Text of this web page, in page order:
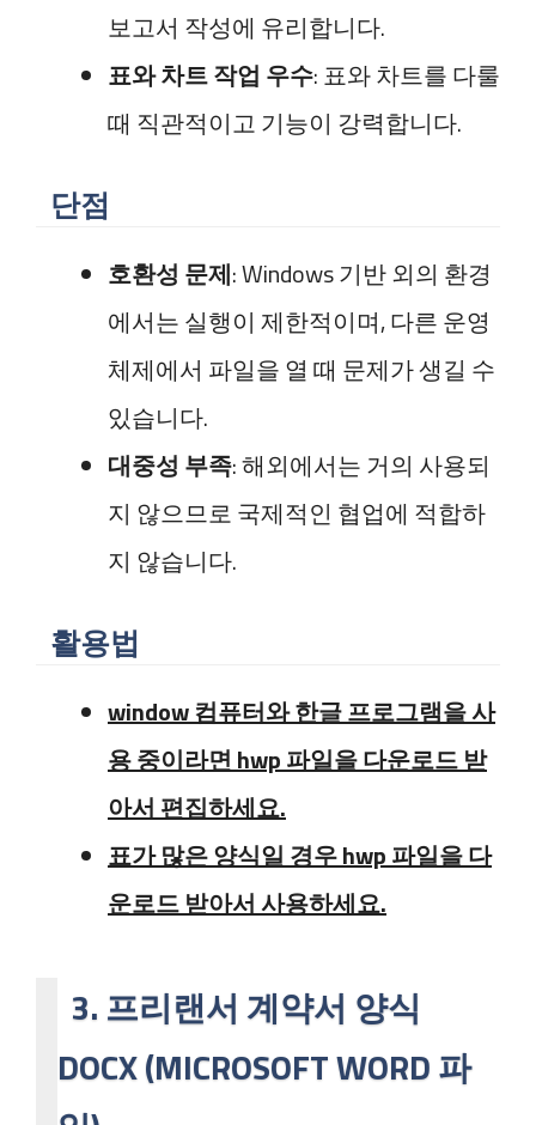
보고서 작성에 유리합니다.
표와 차트 작업 우수: 표와 차트를 다룰
때 직관적이고 기능이 강력합니다.
단점
호환성 문제: Windows 기반 외의 환경
에서는 실행이 제한적이며, 다른 운영
체제에서 파일을 열 때 문제가 생길 수
있습니다.
대중성 부족: 해외에서는 거의 사용되
지 않으므로 국제적인 협업에 적합하
지 않습니다.
활용법
window 컴퓨터와 한글 프로그램을 사
용 중이라면 hwp 파일을 다운로드 받
아서 편집하세요.
표가 많은 양식일 경우 hwp 파일을 다
운로드 받아서 사용하세요.
3. 프리랜서 계약서 양식
DOCX (MICROSOFT WORD 파